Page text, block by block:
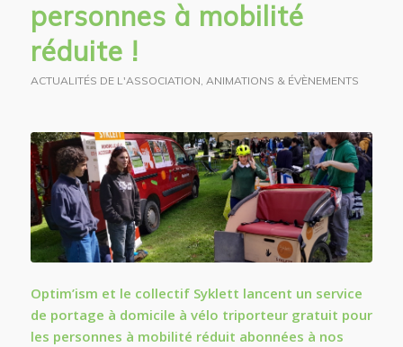
personnes à mobilité
réduite !
ACTUALITÉS DE L'ASSOCIATION ANIMATIONS & ÉVÈNEMENTS
Optim’ism et le collectif Syklett lancent un service
de portage à domicile à vélo triporteur gratuit pour
les personnes à mobilité réduit abonnées à nos